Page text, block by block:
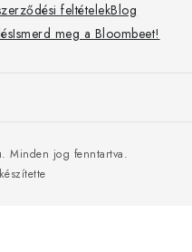
feltételekBlog
Ismerd meg a Bloombeet!
. Minden jog fenntartva.